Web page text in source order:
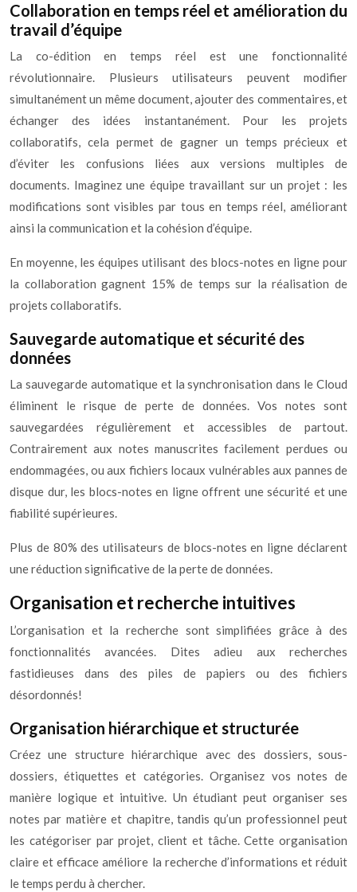
Collaboration en temps réel et amélioration du
travail d’équipe
La co-édition en temps réel est une fonctionnalité
révolutionnaire. Plusieurs utilisateurs peuvent modifier
simultanément un même document, ajouter des commentaires, et
échanger des idées instantanément. Pour les projets
collaboratifs, cela permet de gagner un temps précieux et
d’éviter les confusions liées aux versions multiples de
documents. Imaginez une équipe travaillant sur un projet : les
modifications sont visibles par tous en temps réel, améliorant
ainsi la communication et la cohésion d’équipe.
En moyenne, les équipes utilisant des blocs-notes en ligne pour
la collaboration gagnent 15% de temps sur la réalisation de
projets collaboratifs.
Sauvegarde automatique et sécurité des
données
La sauvegarde automatique et la synchronisation dans le Cloud
éliminent le risque de perte de données. Vos notes sont
sauvegardées régulièrement et accessibles de partout.
Contrairement aux notes manuscrites facilement perdues ou
endommagées, ou aux fichiers locaux vulnérables aux pannes de
disque dur, les blocs-notes en ligne offrent une sécurité et une
fiabilité supérieures.
Plus de 80% des utilisateurs de blocs-notes en ligne déclarent
une réduction significative de la perte de données.
Organisation et recherche intuitives
L’organisation et la recherche sont simplifiées grâce à des
fonctionnalités avancées. Dites adieu aux recherches
fastidieuses dans des piles de papiers ou des fichiers
désordonnés!
Organisation hiérarchique et structurée
Créez une structure hiérarchique avec des dossiers, sous-
dossiers, étiquettes et catégories. Organisez vos notes de
manière logique et intuitive. Un étudiant peut organiser ses
notes par matière et chapitre, tandis qu’un professionnel peut
les catégoriser par projet, client et tâche. Cette organisation
claire et efficace améliore la recherche d’informations et réduit
le temps perdu à chercher.